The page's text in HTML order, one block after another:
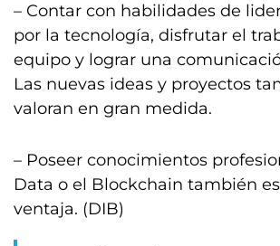
– Contar con habilidades de
por la tecnología, disfrutar el
equipo y lograr una
Las nuevas ideas y proyectos
valoran en gran medida.
– Poseer conocimientos
Data o el Blockchain también
ventaja. (DIB)